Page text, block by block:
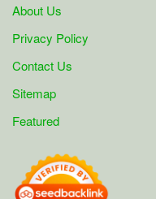
About Us
Privacy Policy
Contact Us
Sitemap
Featured